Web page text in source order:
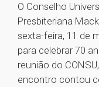
O Conselho
Presbiteriana
sexta-feira, 11 de
para celebrar 70
reunião do
encontro contou